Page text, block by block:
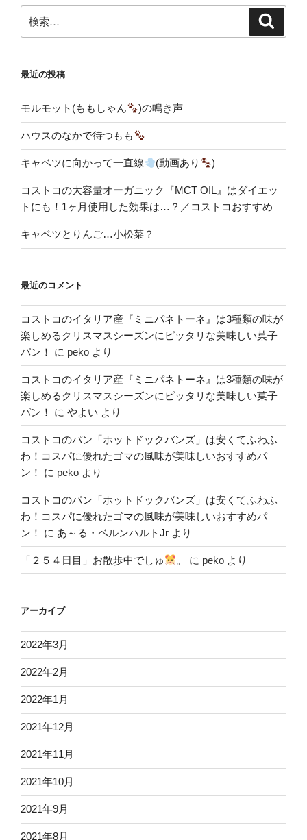
索:
最近の投稿
モルモット(ももしゃん )の鳴き声
ハウスのなかで待つもも
キャベツに向かって一直線 (動画あり )
コストコの大容量オーガニック『MCT OIL』はダイエッ
トにも！1ヶ月使用した効果は…？／コストコおすすめ
キャベツとりんご…小松菜？
最近のコメント
コストコのイタリア産『ミニパネトーネ』は3種類の味が
楽しめるクリスマスシーズンにピッタリな美味しい菓子
パン！
に peko より
コストコのイタリア産『ミニパネトーネ』は3種類の味が
楽しめるクリスマスシーズンにピッタリな美味しい菓子
パン！
に やよい より
コストコのパン「ホットドックバンズ」は安くてふわふ
わ！コスパに優れたゴマの風味が美味しいおすすめパ
ン！
に peko より
コストコのパン「ホットドックバンズ」は安くてふわふ
わ！コスパに優れたゴマの風味が美味しいおすすめパ
ン！
に あ～る・ベルンハルトJr より
「２５４日目」お散歩中でしゅ 。 に peko より
アーカイブ
2022年3月
2022年2月
2022年1月
2021年12月
2021年11月
2021年10月
2021年9月
2021年8月